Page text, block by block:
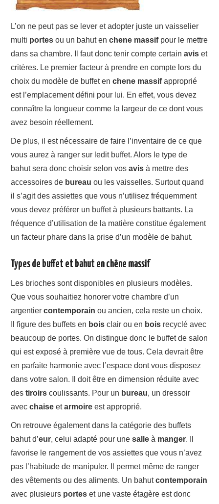
L’on ne peut pas se lever et adopter juste un vaisselier
multi portes ou un bahut enchene massifpour le mettre
dans sa chambre. Il faut donc tenir compte certainavis et
critères. Le premier facteur à prendre en compte lors du
choix du modèle de buffet enchene massifapproprié
est l’emplacement défini pour lui. En effet, vous devez
connaître la longueur comme la largeur de ce dont vous
avez besoin réellement.
De plus, il est nécessaire de faire l’inventaire de ce que
vous aurez à ranger sur ledit buffet. Alors le type de
bahut sera donc choisir selon vosavis à mettre des
accessoires de bureau ou les vaisselles. Surtout quand
il s’agit des assiettes que vous n’utilisez fréquemment
vous devez préférer un buffet à plusieurs battants. La
fréquence d’utilisation de la matière constitue également
un facteur phare dans la prise d’un modèle de bahut.
Types de buffet et bahut en chêne massif
Les brioches sont disponibles en plusieurs modèles.
Que vous souhaitiez honorer votre chambre d’un
argentiercontemporain ou ancien, cela reste un choix.
Il figure des buffets en bois clair ou en bois recyclé avec
beaucoup de portes. On distingue donc le buffet de salon
qui est exposé à première vue de tous. Cela devrait être
en parfaite harmonie avec l’espace dont vous disposez
dans votre salon. Il doit être en dimension réduite avec
destiroirs coulissants. Pour un bureau, un dressoir
avecchaise etarmoire est approprié.
On retrouve également dans la catégorie des buffets
bahut d’eur, celui adapté pour unesalle à manger. Il
favorise le rangement de vos assiettes que vous n’avez
pas l’habitude de manipuler. Il permet même de ranger
des vêtements ou des aliments. Un bahutcontemporain
avec plusieurs portes et une vaste étagère est donc